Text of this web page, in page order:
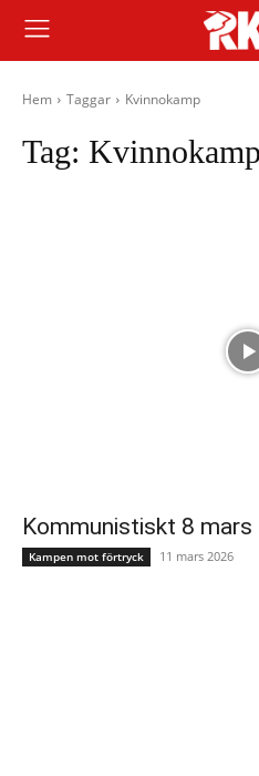
Hem Taggar Kvinnokamp
Tag: Kvinnokamp
Kommunistiskt 8
Kampen mot förtryck 11 mars 2026